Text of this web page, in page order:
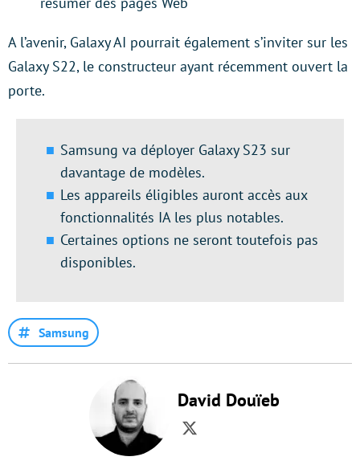
A l’avenir, Galaxy AI pourrait également s’inviter sur les
Galaxy S22, le constructeur ayant récemment ouvert la
porte.
Samsung va déployer Galaxy S23 sur
davantage de modèles.
Les appareils éligibles auront accès aux
fonctionnalités IA les plus notables.
Certaines options ne seront toutefois pas
disponibles.
Samsung
David Douïeb
Twitter